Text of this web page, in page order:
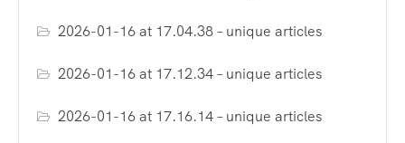
2026-01-16 at 17.04.38 – unique articles
2026-01-16 at 17.12.34 – unique articles
2026-01-16 at 17.16.14 – unique articles